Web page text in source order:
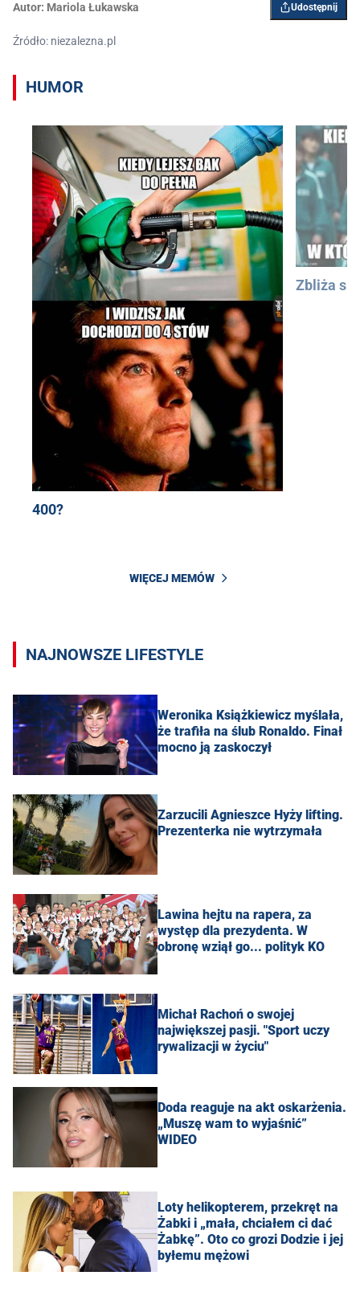
Autor: Mariola Łukawska Udostępnij
Źródło: niezalezna.pl
HUMOR
400?
Zbliża się
WIĘCEJ MEMÓW
NAJNOWSZE LIFESTYLE
Weronika Książkiewicz myślała,
że trafiła na ślub Ronaldo. Finał
mocno ją zaskoczył
Zarzucili Agnieszce Hyży lifting.
Prezenterka nie wytrzymała
Lawina hejtu na rapera, za
występ dla prezydenta. W
obronę wziął go... polityk KO
Michał Rachoń o swojej
największej pasji. "Sport uczy
rywalizacji w życiu"
Doda reaguje na akt oskarżenia.
„Muszę wam to wyjaśnić”
WIDEO
Loty helikopterem, przekręt na
Żabki i „mała, chciałem ci dać
Żabkę”. Oto co grozi Dodzie i jej
byłemu mężowi